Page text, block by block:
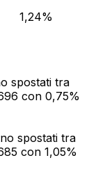
1,24%
spostati tra
con 0,75%
spostati tra
con 1,05%